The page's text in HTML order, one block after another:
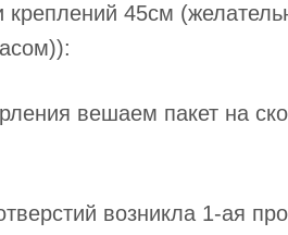
45см
вешаем пакет на
возникла 1-ая